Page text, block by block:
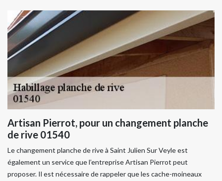
Artisan Pierrot, pour un changement planche
de rive 01540
Le changement planche de rive à Saint Julien Sur Veyle est
également un service que l’entreprise Artisan Pierrot peut
proposer. Il est nécessaire de rappeler que les cache-moineaux